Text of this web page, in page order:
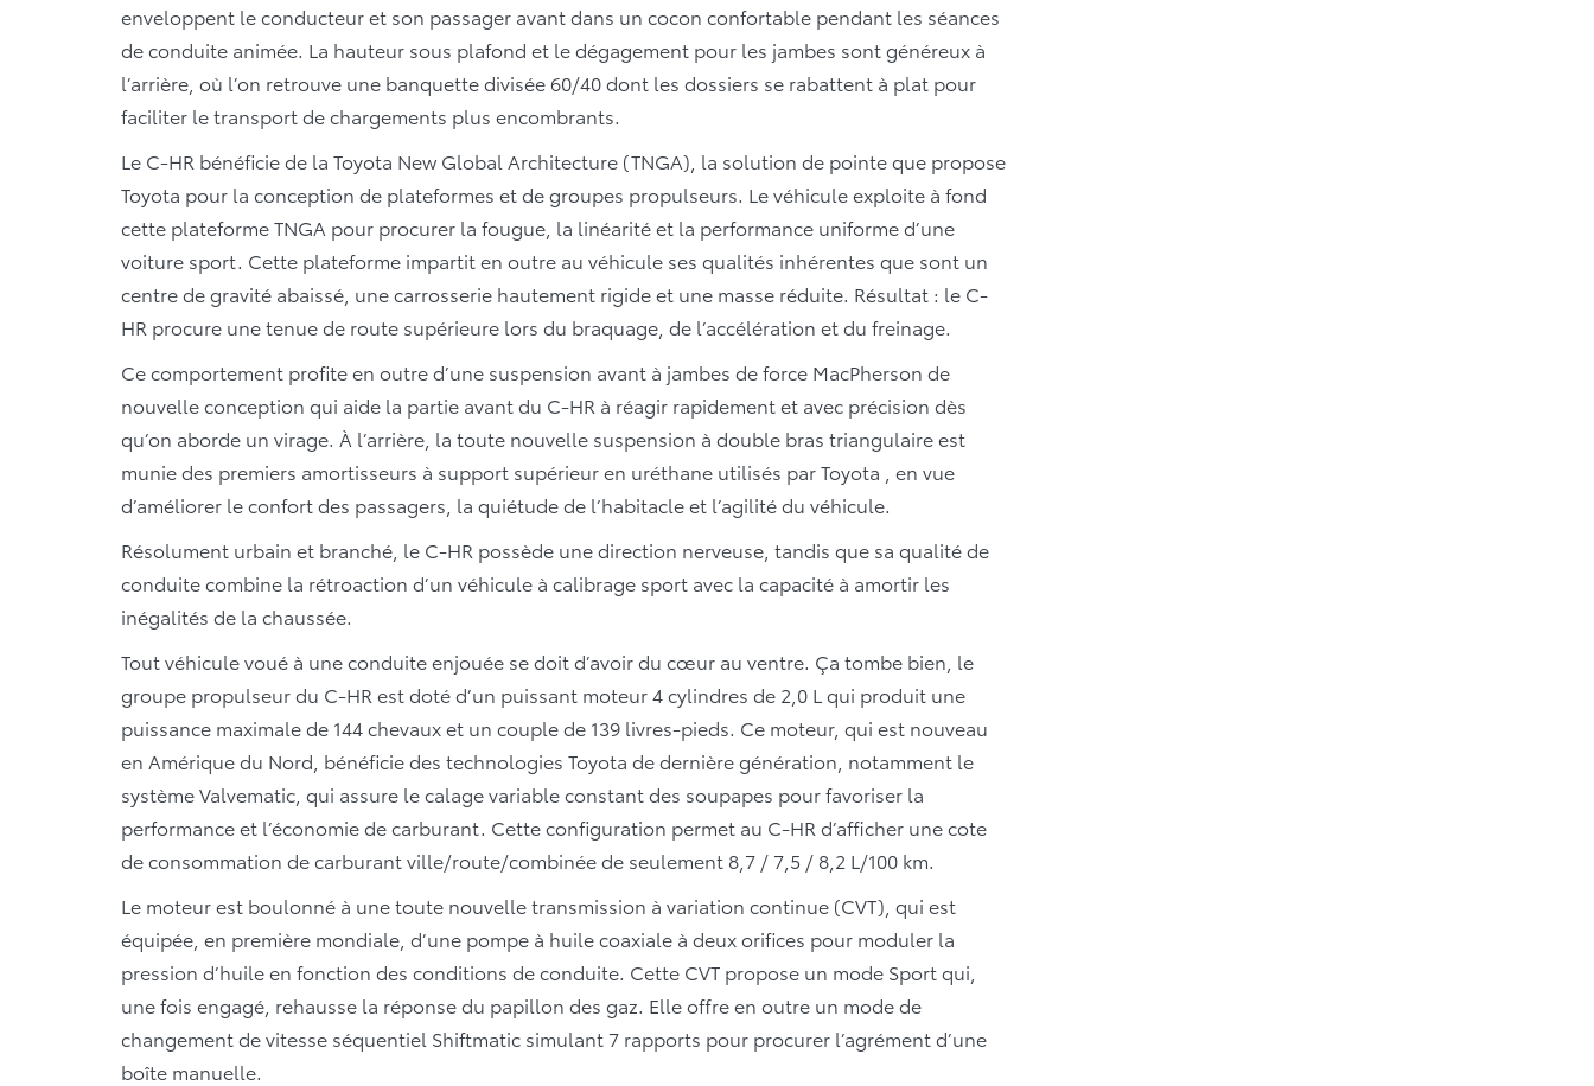
enveloppent le conducteur et son passager avant dans un cocon confortable pendant les séances
de conduite animée. La hauteur sous plafond et le dégagement pour les jambes sont généreux à
l’arrière, où l’on retrouve une banquette divisée 60/40 dont les dossiers se rabattent à plat pour
faciliter le transport de chargements plus encombrants.
Le C-HR bénéficie de la Toyota New Global Architecture (TNGA), la solution de pointe que propose
Toyota pour la conception de plateformes et de groupes propulseurs. Le véhicule exploite à fond
cette plateforme TNGA pour procurer la fougue, la linéarité et la performance uniforme d’une
voiture sport. Cette plateforme impartit en outre au véhicule ses qualités inhérentes que sont un
centre de gravité abaissé, une carrosserie hautement rigide et une masse réduite. Résultat : le C-
HR procure une tenue de route supérieure lors du braquage, de l’accélération et du freinage.
Ce comportement profite en outre d’une suspension avant à jambes de force MacPherson de
nouvelle conception qui aide la partie avant du C-HR à réagir rapidement et avec précision dès
qu’on aborde un virage. À l’arrière, la toute nouvelle suspension à double bras triangulaire est
munie des premiers amortisseurs à support supérieur en uréthane utilisés par Toyota , en vue
d’améliorer le confort des passagers, la quiétude de l’habitacle et l’agilité du véhicule.
Résolument urbain et branché, le C-HR possède une direction nerveuse, tandis que sa qualité de
conduite combine la rétroaction d’un véhicule à calibrage sport avec la capacité à amortir les
inégalités de la chaussée.
Tout véhicule voué à une conduite enjouée se doit d’avoir du cœur au ventre. Ça tombe bien, le
groupe propulseur du C-HR est doté d’un puissant moteur 4 cylindres de 2,0 L qui produit une
puissance maximale de 144 chevaux et un couple de 139 livres-pieds. Ce moteur, qui est nouveau
en Amérique du Nord, bénéficie des technologies Toyota de dernière génération, notamment le
système Valvematic, qui assure le calage variable constant des soupapes pour favoriser la
performance et l’économie de carburant. Cette configuration permet au C-HR d’afficher une cote
de consommation de carburant ville/route/combinée de seulement 8,7 / 7,5 / 8,2 L/100 km.
Le moteur est boulonné à une toute nouvelle transmission à variation continue (CVT), qui est
équipée, en première mondiale, d’une pompe à huile coaxiale à deux orifices pour moduler la
pression d’huile en fonction des conditions de conduite. Cette CVT propose un mode Sport qui,
une fois engagé, rehausse la réponse du papillon des gaz. Elle offre en outre un mode de
changement de vitesse séquentiel Shiftmatic simulant 7 rapports pour procurer l’agrément d’une
boîte manuelle.